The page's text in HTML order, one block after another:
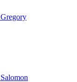
Gregory
Salomon